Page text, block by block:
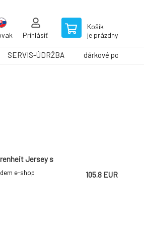
Prihlásiť
Košík
je prázdny
SERVIS-ÚDRŽBA dárkové poukazy
Jersey s
e-shop 105.8 EUR